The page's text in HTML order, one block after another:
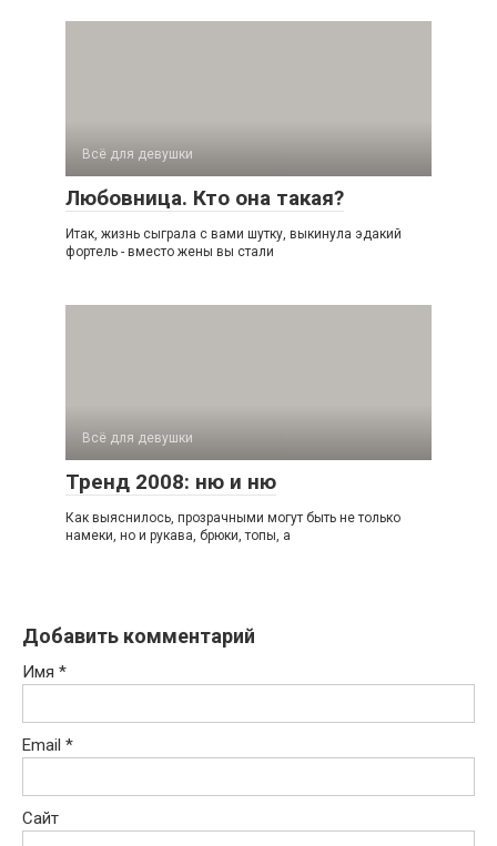
Всё для девушки
Любовница. Кто она такая?
Итак, жизнь сыграла с вами шутку, выкинула эдакий
фортель - вместо жены вы стали
Всё для девушки
Тренд 2008: ню и ню
Как выяснилось, прозрачными могут быть не только
намеки, но и рукава, брюки, топы, а
Добавить комментарий
Имя *
Email *
Сайт